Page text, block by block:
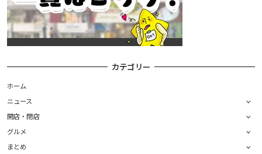
カテゴリー
ホーム
ニュース
開店・閉店
グルメ
まとめ